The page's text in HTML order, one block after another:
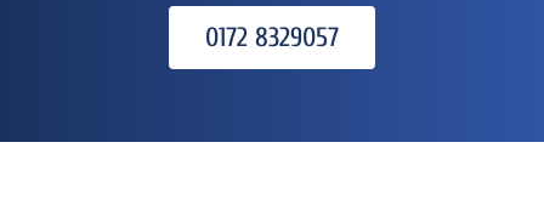
0172 8329057